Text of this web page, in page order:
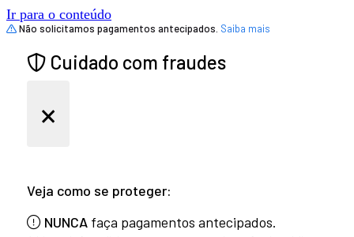
Ir para o conteúdo
Não solicitamos pagamentos antecipados. Saiba mais
Cuidado com fraudes
×
Veja como se proteger:
NUNCAfaça pagamentos antecipados.